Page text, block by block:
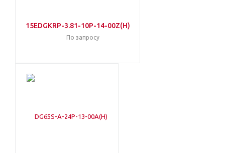
15EDGKRP-3.81-10P-14-00Z(H)
По запросу